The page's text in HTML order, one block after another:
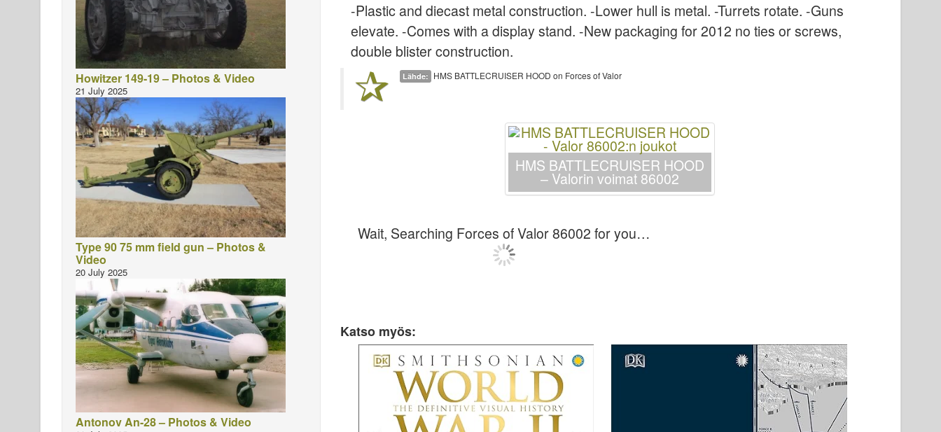
-Plastic and diecast metal construction. -Lower hull is metal. -Turrets rotate. -Guns
elevate. -Comes with a display stand. -New packaging for 2012 no ties or screws,
double blister construction.
Lähde: HMS BATTLECRUISER HOOD on Forces of Valor
HMS BATTLECRUISER HOOD
– Valorin voimat 86002
Wait, Searching Forces of Valor 86002 for you…
Katso myös:
Howitzer 149-19 – Photos & Video
21 July 2025
Type 90 75 mm field gun – Photos &
Video
20 July 2025
Antonov An-28 – Photos & Video